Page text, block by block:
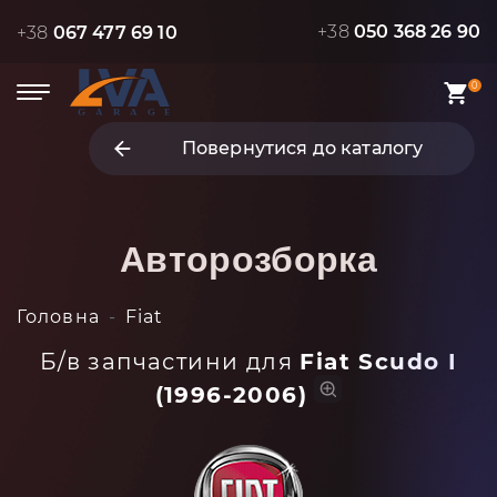
+38 067 477 69 10 +38 050 368 26 90
0
Повернутися до каталогу
Авторозборка
Головна Fiat
Б/в запчастини для Fiat Scudo I
(1996-2006)